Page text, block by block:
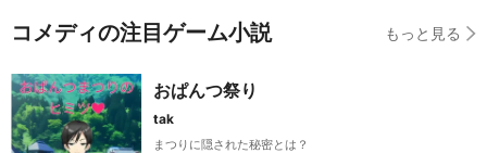
コメディの注目ゲーム小説 もっと見る
おぱんつ祭り
tak
まつりに隠された秘密とは？